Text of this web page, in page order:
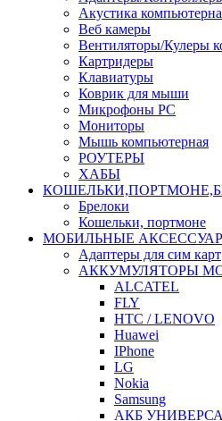
Акустика
Веб камеры
Вентиляторы/Кулеры
Картридеры
Клавиатуры
Коврик для мыши
Микрофоны PC
Мониторы
Мышь компьютерная
РОУТЕРЫ
ХАБЫ
Брелоки
Кошельки, портмоне
МОБИЛЬНЫЕ
Адаптеры для сим карт
АККУМУЛЯТОРЫ
ALCATEL
FLY
HTC / LENOVO
Huawei
IPhone
LG
Nokia
Samsung
АКБ